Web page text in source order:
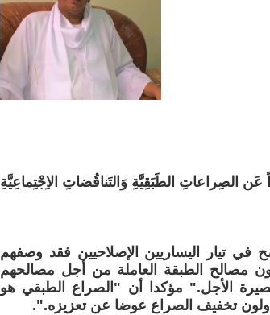
الصِراعاتِ الطَبَقِيَّةِ وَالتَناقُضاتِ الاِجْتِماعِيَّةِ
في تيار اليساريين الإصلاحيين فقد وصفهم
مصالح الطبقة العاملة من أجل مصالحهم
الأجل." مؤكدا أن "الصراع الطبقي هو
تخفيف الصراع عوضا عن تعزيزه.".